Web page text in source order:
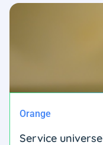
Orange
Service